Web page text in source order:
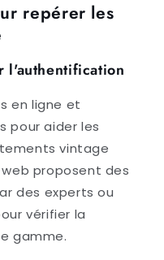
repérer les
l'authentification
en ligne et
pour aider les
vintage
proposent des
des experts ou
vérifier la
gamme.